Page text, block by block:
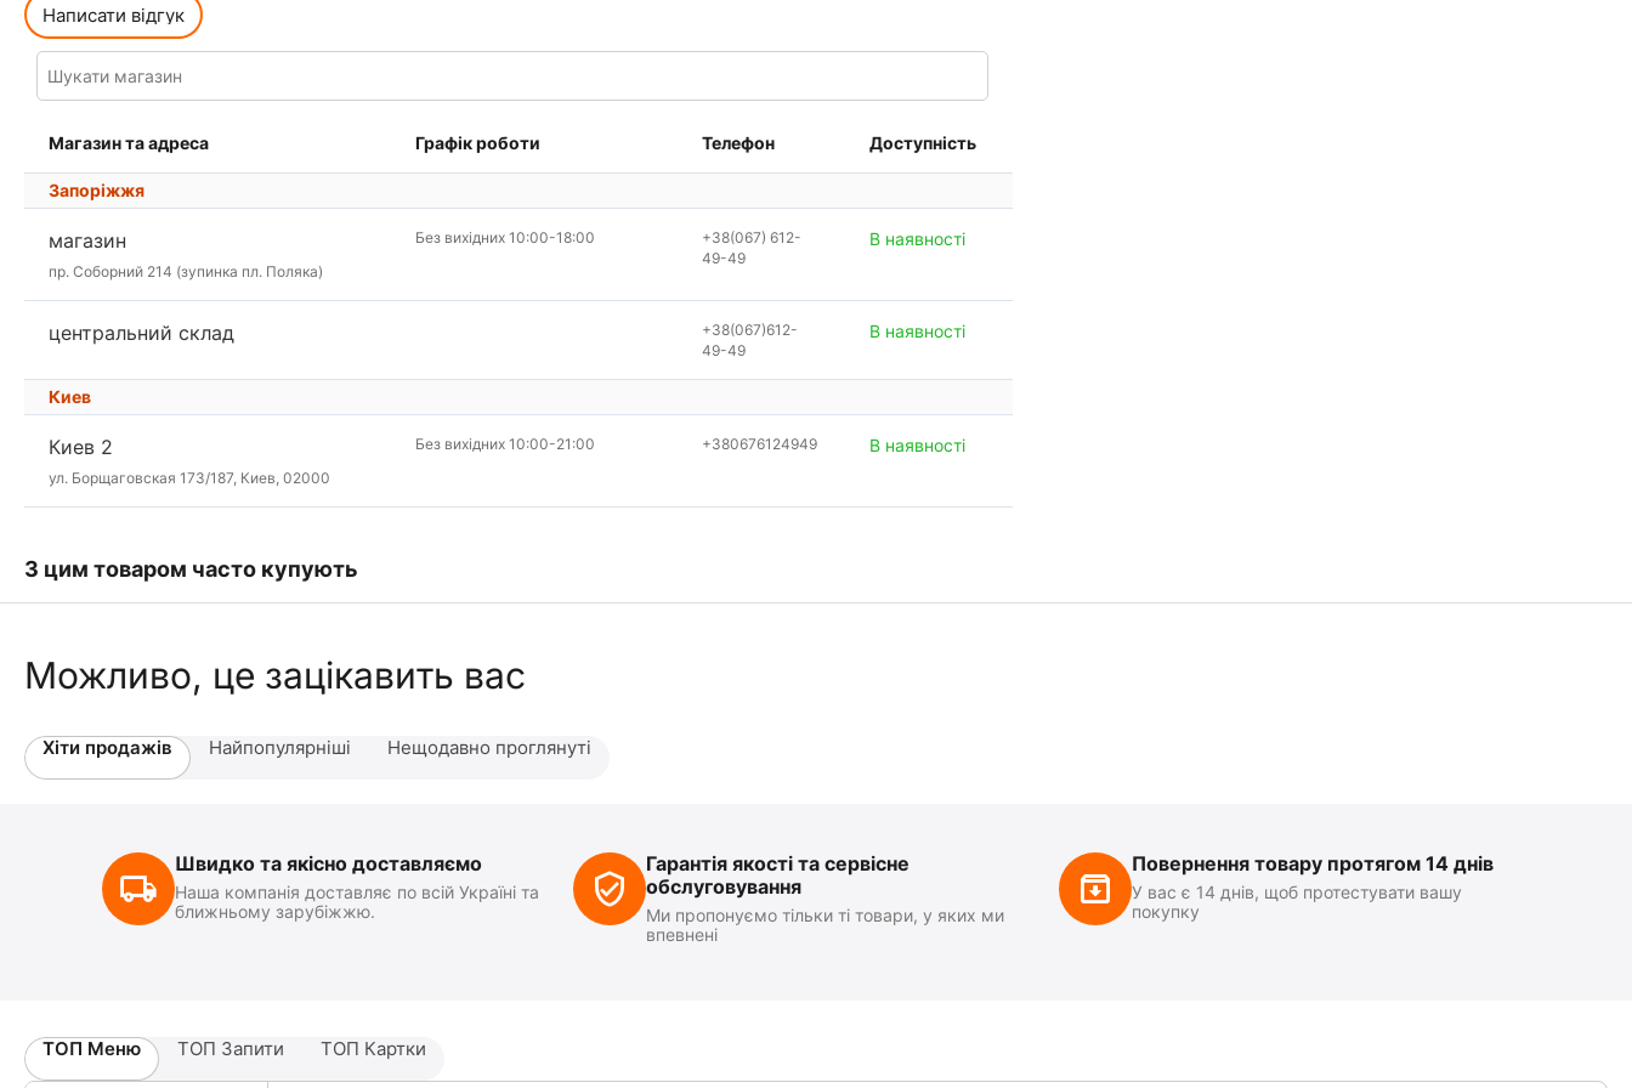
Написати відгук
Магазин та адреса Графік роботи Телефон Доступність
Запоріжжя
магазин
пр. Соборний 214 (зупинка пл. Поляка)
Без вихідних 10:00-18:00
+38(067) 612-
49-49
В наявності
центральний склад
+38(067)612-
49-49
В наявності
Киев
Киев 2
ул. Борщаговская 173/187, Киев, 02000
Без вихідних 10:00-21:00 +380676124949 В наявності
З цим товаром часто купують
Можливо, це зацікавить вас
Хіти продажів Найпопулярніші Нещодавно проглянуті
Швидко та якісно доставляємо
Наша компанія доставляє по всій Україні та
ближньому зарубіжжю.
Гарантія якості та сервісне
обслуговування
Ми пропонуємо тільки ті товари, у яких ми
впевнені
Повернення товару протягом 14 днів
У вас є 14 днів, щоб протестувати вашу
покупку
ТОП Меню ТОП Запити ТОП Картки